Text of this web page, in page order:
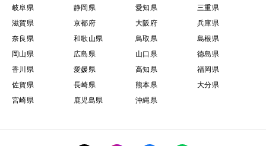
岐阜県
静岡県 愛知県
三重県
滋賀県
京都府 大阪府
兵庫県
奈良県
和歌山県 鳥取県
島根県
岡山県
広島県 山口県
徳島県
香川県
愛媛県 高知県
福岡県
佐賀県
長崎県 熊本県
大分県
宮崎県
鹿児島県 沖縄県